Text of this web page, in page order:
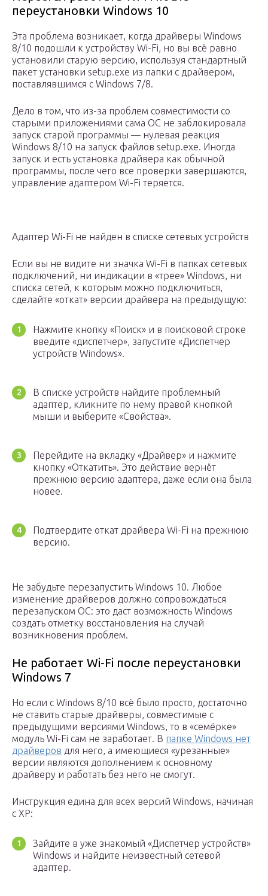
переустановки Windows 10
Эта проблема возникает, когда драйверы Windows
8/10 подошли к устройству Wi-Fi, но вы всё равно
установили старую версию, используя стандартный
пакет установки setup.exe из папки с драйвером,
поставлявшимся с Windows 7/8.
Дело в том, что из-за проблем совместимости со
старыми приложениями сама ОС не заблокировала
запуск старой программы — нулевая реакция
Windows 8/10 на запуск файлов setup.exe. Иногда
запуск и есть установка драйвера как обычной
программы, после чего все проверки завершаются,
управление адаптером Wi-Fi теряется.
Адаптер Wi-Fi не найден в списке сетевых устройств
Если вы не видите ни значка Wi-Fi в папках сетевых
подключений, ни индикации в «трее» Windows, ни
списка сетей, к которым можно подключиться,
сделайте «откат» версии драйвера на предыдущую:
Нажмите кнопку «Поиск» и в поисковой строке
введите «диспетчер», запустите «Диспетчер
устройств Windows».
В списке устройств найдите проблемный
адаптер, кликните по нему правой кнопкой
мыши и выберите «Свойства».
Перейдите на вкладку «Драйвер» и нажмите
кнопку «Откатить». Это действие вернёт
прежнюю версию адаптера, даже если она была
новее.
Подтвердите откат драйвера Wi-Fi на прежнюю
версию.
Не забудьте перезапустить Windows 10. Любое
изменение драйверов должно сопровождаться
перезапуском ОС: это даст возможность Windows
создать отметку восстановления на случай
возникновения проблем.
Не работает Wi-Fi после переустановки
Windows 7
Но если с Windows 8/10 всё было просто, достаточно
не ставить старые драйверы, совместимые с
предыдущими версиями Windows, то в «семёрке»
модуль Wi-Fi сам не заработает. В папке Windows нет
драйверов для него, а имеющиеся «урезанные»
версии являются дополнением к основному
драйверу и работать без него не смогут.
Инструкция едина для всех версий Windows, начиная
с XP:
Зайдите в уже знакомый «Диспетчер устройств»
Windows и найдите неизвестный сетевой
адаптер.